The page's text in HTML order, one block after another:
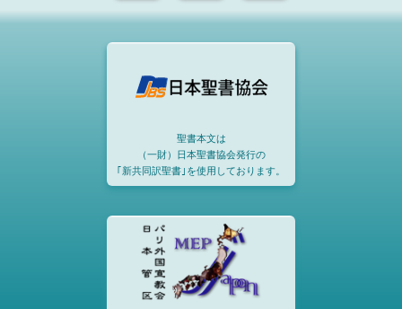
聖書本文は
（一財）日本聖書協会発行の
｢新共同訳聖書｣を使用しております。